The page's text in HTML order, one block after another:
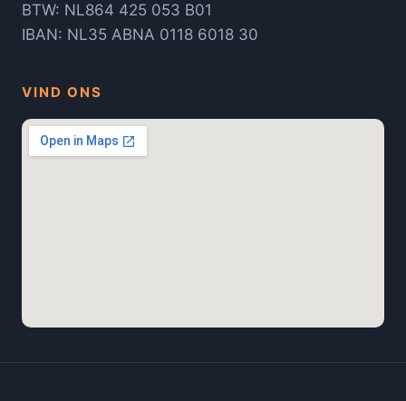
BTW: NL864 425 053 B01
IBAN: NL35 ABNA 0118 6018 30
VIND ONS